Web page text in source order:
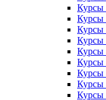
Курсы
Курсы
Курсы
Курсы
Курсы
Курсы
Курсы
Курсы
Курсы